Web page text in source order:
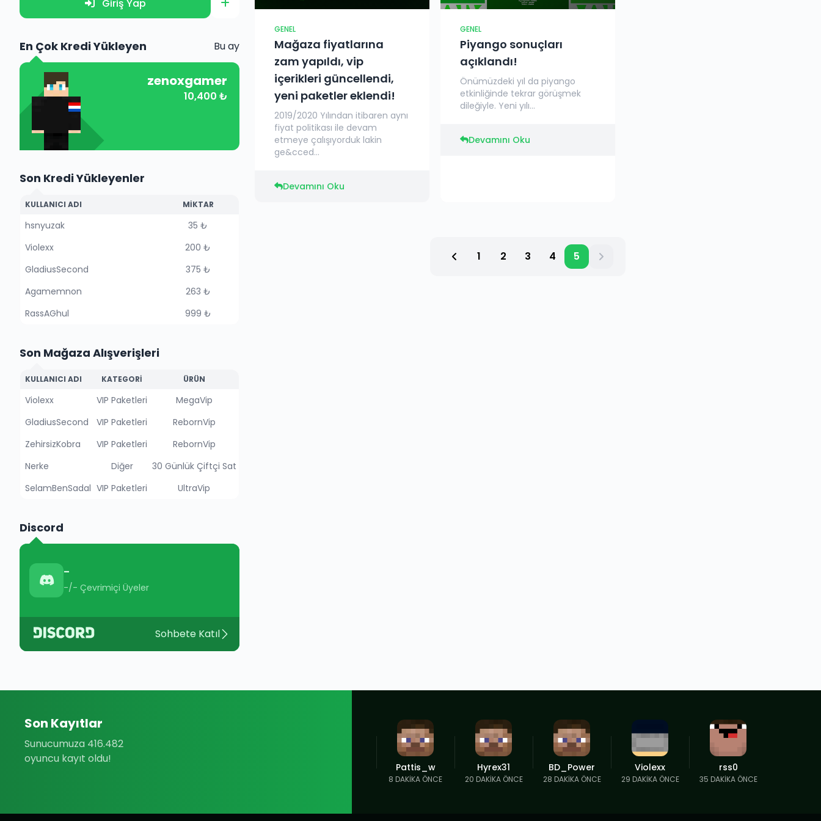
GENEL
Mağaza fiyatlarına
zam yapıldı, vip
içerikleri güncellendi,
yeni paketler eklendi!
2019/2020 Yılından itibaren aynı
fiyat politikası ile devam
etmeye çalışıyorduk lakin
ge&cced...
Devamını Oku
GENEL
Piyango sonuçları
açıklandı!
Önümüzdeki yıl da piyango
etkinliğinde tekrar görüşmek
dileğiyle. Yeni yılı...
Devamını Oku
1 2 3 4 5
Giriş Yap
En Çok Kredi Yükleyen Bu ay
zenoxgamer
10,400 ₺
Son Kredi Yükleyenler
KULLANICI ADI MIKTAR
hsnyuzak
35 ₺
Violexx
200 ₺
GladiusSecond
375 ₺
Agamemnon
263 ₺
RassAGhul
999 ₺
Son Mağaza Alışverişleri
KULLANICI ADI KATEGORI ÜRÜN
Violexx VIP Paketleri
MegaVip
GladiusSecond
VIP Paketleri
RebornVip
ZehirsizKobra
VIP Paketleri
RebornVip
Nerke
Diğer
30 Günlük Çiftçi Sat
SelamBenSadal VIP Paketleri UltraVip
Discord
-
-/- Çevrimiçi Üyeler
Sohbete Katıl
Son Kayıtlar
Sunucumuza 416.482
oyuncu kayıt oldu!
Pattis_w
8 DAKIKA ÖNCE
Hyrex31
20 DAKIKA ÖNCE
BD_Power
28 DAKIKA ÖNCE
Violexx
29 DAKIKA ÖNCE
rss0
35 DAKIKA ÖNCE